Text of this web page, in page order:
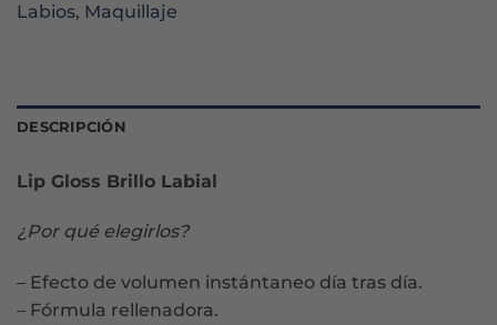
Labios, Maquillaje
DESCRIPCIÓN
Lip Gloss Brillo Labial
¿Por qué elegirlos?
– Efecto de volumen instántaneo día tras día.
– Fórmula rellenadora.